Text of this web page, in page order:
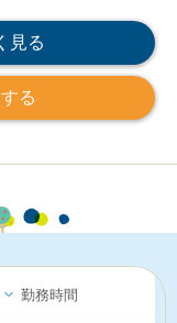
見る
る
勤務時間